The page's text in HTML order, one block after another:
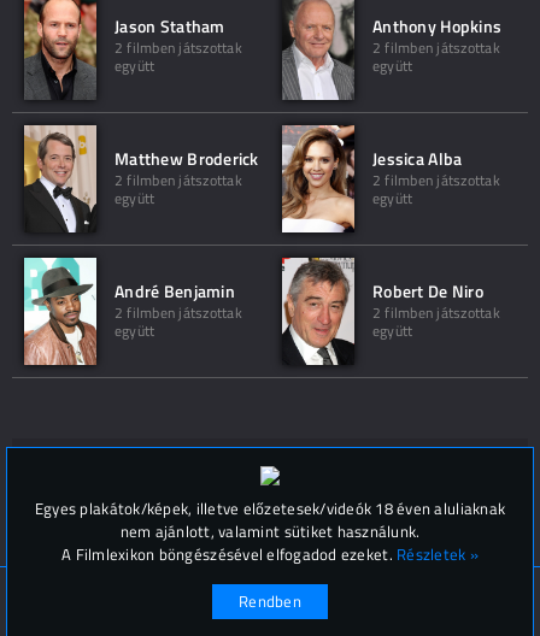
Jason Statham
2 filmben játszottak
együtt
Anthony Hopkins
2 filmben játszottak
együtt
Matthew Broderick
2 filmben játszottak
együtt
Jessica Alba
2 filmben játszottak
együtt
André Benjamin
2 filmben játszottak
együtt
Robert De Niro
2 filmben játszottak
együtt
Hozzászólások (
© Filmlexikon 2019-2026
Kapcsolat, impresszum
Értesítési beállítások
Egyes plakátok/képek, illetve előzetesek/videók 18 éven aluliaknak
nem ajánlott, valamint sütiket használunk.
A Filmlexikon böngészésével elfogadod ezeket. Részletek »
Rendben